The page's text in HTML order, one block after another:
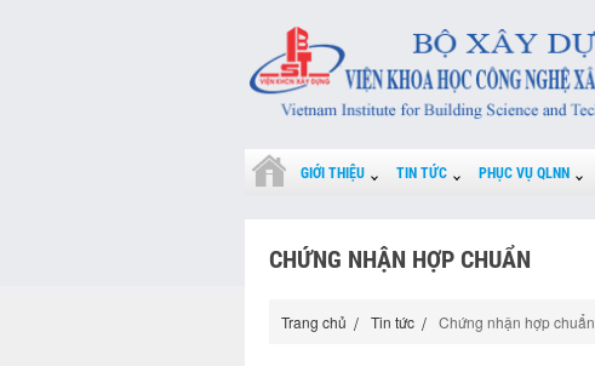
GIỚI THIỆU TIN TỨC PHỤC VỤ QLNN
CHỨNG NHẬN HỢP CHUẨN
Trang chủ Tin tức Chứng nhận hợp chuẩn